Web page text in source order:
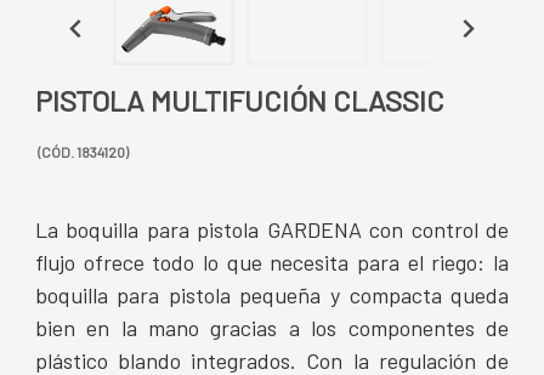
PISTOLA MULTIFUCIÓN CLASSIC
(CÓD. 1834120)
La boquilla para pistola GARDENA con control de
flujo ofrece todo lo que necesita para el riego: la
boquilla para pistola pequeña y compacta queda
bien en la mano gracias a los componentes de
plástico blando integrados. Con la regulación de